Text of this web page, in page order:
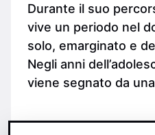
Durante il suo
vive un periodo nel
solo, emarginato e
Negli anni
viene segnato da